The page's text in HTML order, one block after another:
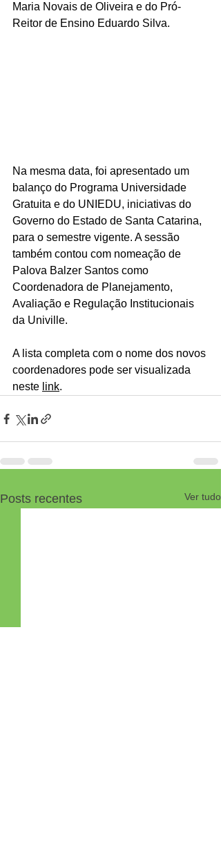
Maria Novais de Oliveira e do Pró-
Reitor de Ensino Eduardo Silva.
Na mesma data, foi apresentado um
balanço do Programa Universidade
Gratuita e do UNIEDU, iniciativas do
Governo do Estado de Santa Catarina,
para o semestre vigente. A sessão
também contou com nomeação de
Palova Balzer Santos como
Coordenadora de Planejamento,
Avaliação e Regulação Institucionais
da Univille.
A lista completa com o nome dos novos
coordenadores pode ser visualizada
neste link.
Posts recentes Ver tudo